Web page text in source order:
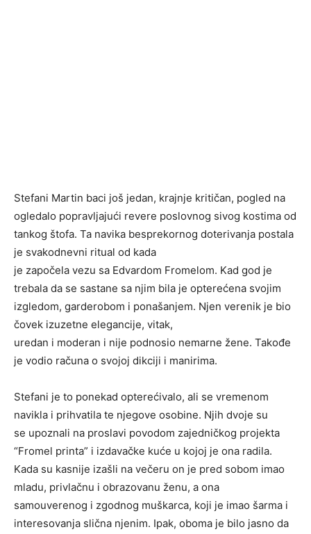
Stefani Martin baci još jedan, krajnje kritičan, pogled na
ogledalo popravljajući revere poslovnog sivog kostima od
tankog štofa. Ta navika besprekornog doterivanja postala
je svakodnevni ritual od kada
je započela vezu sa Edvardom Fromelom. Kad god je
trebala da se sastane sa njim bila je opterećena svojim
izgledom, garderobom i ponašanjem. Njen verenik je bio
čovek izuzetne elegancije, vitak,
uredan i moderan i nije podnosio nemarne žene. Takođe
je vodio računa o svojoj dikciji i manirima.
Stefani je to ponekad opterećivalo, ali se vremenom
navikla i prihvatila te njegove osobine. Njih dvoje su
se upoznali na proslavi povodom zajedničkog projekta
“Fromel printa” i izdavačke kuće u kojoj je ona radila.
Kada su kasnije izašli na večeru on je pred sobom imao
mladu, privlačnu i obrazovanu ženu, a ona
samouverenog i zgodnog muškarca, koji je imao šarma i
interesovanja slična njenim. Ipak, oboma je bilo jasno da